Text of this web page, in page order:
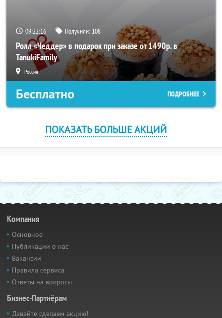
09:22:15 Получили: 108
Ролл «Чеддер» в подарок при заказе от 1490р. в
TanukiFamily
Россия
Бесплатно ПОДРОБНЕЕ
ПОКАЗАТЬ БОЛЬШЕ АКЦИЙ
Компания
Основное
Публикации о нас
Вакансии
Правила сервиса
Ответы на вопросы
Бизнес-Партнёрам
Давайте сделаем акцию!